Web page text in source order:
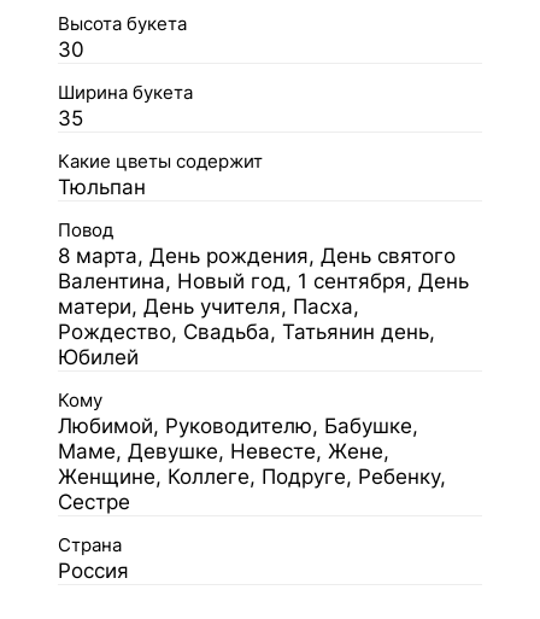
Высота букета
30
Ширина букета
35
Какие цветы содержит
Тюльпан
Повод
8 марта, День рождения, День святого
Валентина, Новый год, 1 сентября, День
матери, День учителя, Пасха,
Рождество, Свадьба, Татьянин день,
Юбилей
Кому
Любимой, Руководителю, Бабушке,
Маме, Девушке, Невесте, Жене,
Женщине, Коллеге, Подруге, Ребенку,
Сестре
Страна
Россия